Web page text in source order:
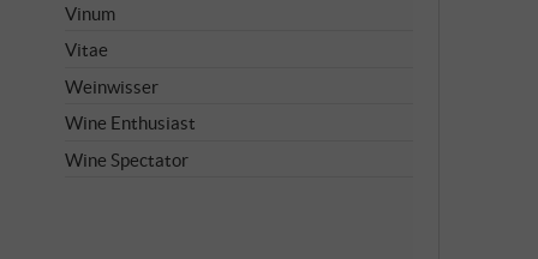
Vinum
Vitae
Weinwisser
Wine Enthusiast
Wine Spectator